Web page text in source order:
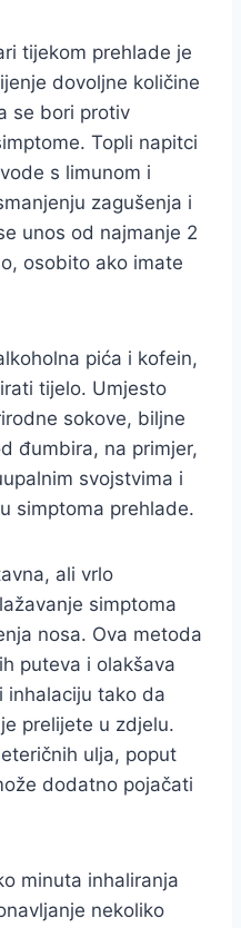
tijekom prehlade je
dovoljne količine
se bori protiv
Topli napitci
s limunom i
zagušenja i
unos od najmanje 2
osobito ako imate
pića i kofein,
tijelo. Umjesto
sokove, biljne
đumbira, na primjer,
svojstvima i
simptoma prehlade.
ali vrlo
simptoma
nosa. Ova metoda
puteva i olakšava
inhalaciju tako da
prelijete u zdjelu.
ulja, poput
dodatno pojačati
minuta inhaliranja
nekoliko